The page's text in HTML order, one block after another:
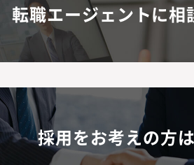
転職エージェントに相
採用をお考えの方